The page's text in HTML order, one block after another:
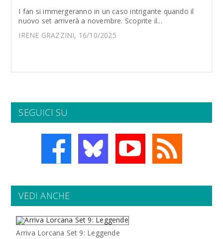
I fan si immergeranno in un caso intrigante quando il
nuovo set arriverà a novembre. Scoprite il...
IRENE GRAZZINI, 16/10/2025
SEGUICI SU
VEDI ANCHE
Arriva Lorcana Set 9: Leggende